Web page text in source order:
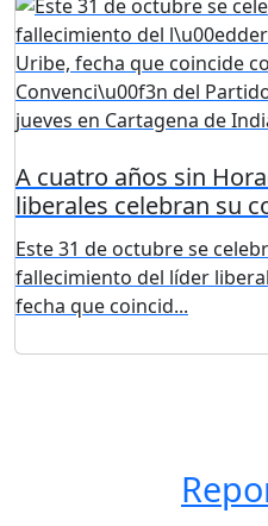
A cuatro años sin
liberales celebran su
Este 31 de octubre se
fallecimiento del líder
fecha que coincid...